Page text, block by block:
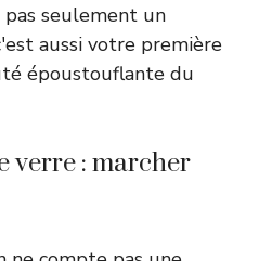
seulement un
aussi votre première
époustouflante du
verre : marcher